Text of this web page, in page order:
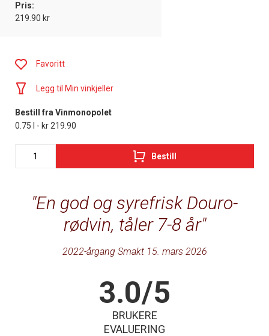
Pris:
219.90 kr
En god og syrefrisk Douro-
rødvin, tåler 7-8 år
2022-årgang Smakt 15. mars 2026
3.0/5
BRUKERE
EVALUERING
Favoritt
Legg til Min vinkjeller
Bestill fra Vinmonopolet
0.75 l - kr 219.90
Bestill